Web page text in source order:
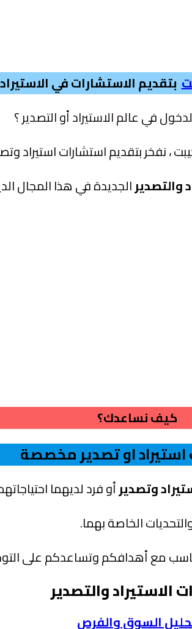
بتقديم الاستشارات في
في عالم الاستيراد أو التصدير ؟
، نفخر بتقديم استشارات استيراد
والتصديرالجديدة في هذا المجال
كيف نساعدك؟
او تصدير مخصصة
وتصديرأو فرد لديهما
الخاصة بهما.
مع أهدافكم وتساعدكم على
الاستيراد والتصدير
السوق والفرص